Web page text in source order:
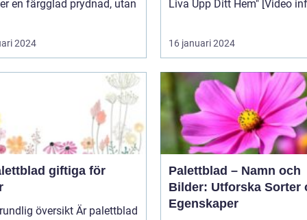
en färgglad prydnad, utan
2024
Liva Upp Ditt Hem"
16 januari 2024
giftiga för
översikt Är palettblad
Palettblad – Namn och
Bilder: Utforska Sorter
Egenskaper